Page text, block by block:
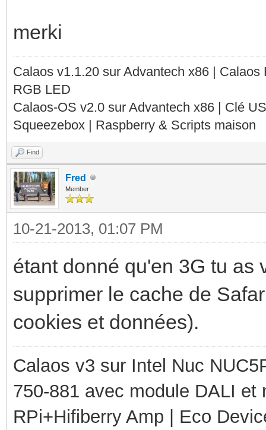
merki
Calaos v1.1.20 sur Advantech x86 |
RGB LED
Calaos-OS v2.0 sur Advantech x86 | Clé
Squeezebox | Raspberry & Scripts maison
Find
Fred
Member
10-21-2013, 01:07 PM
étant donné qu'en 3G tu as
supprimer le cache de
cookies et données).
Calaos v3 sur Intel Nuc
750-881 avec module DALI
RPi+Hifiberry Amp | Eco